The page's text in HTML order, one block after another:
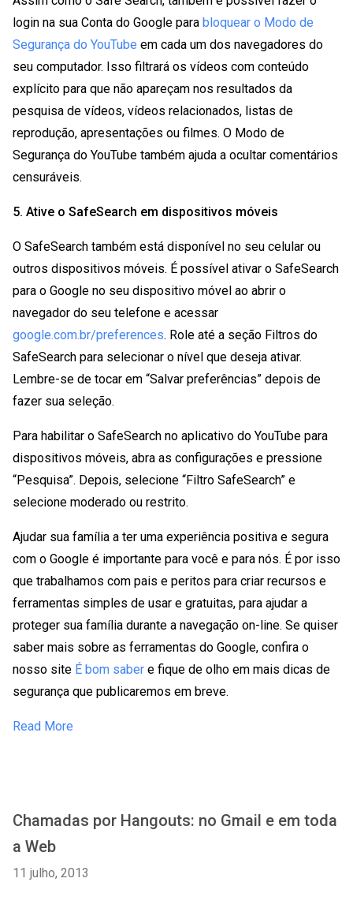
login na sua Conta do Google para bloquear o Modo de
Segurança do YouTube em cada um dos navegadores do
seu computador. Isso filtrará os vídeos com conteúdo
explícito para que não apareçam nos resultados da
pesquisa de vídeos, vídeos relacionados, listas de
reprodução, apresentações ou filmes. O Modo de
Segurança do YouTube também ajuda a ocultar comentários
censuráveis.
5. Ative o SafeSearch em dispositivos móveis
O SafeSearch também está disponível no seu celular ou
outros dispositivos móveis. É possível ativar o SafeSearch
para o Google no seu dispositivo móvel ao abrir o
navegador do seu telefone e acessar
google.com.br/preferences. Role até a seção Filtros do
SafeSearch para selecionar o nível que deseja ativar.
Lembre-se de tocar em “Salvar preferências” depois de
fazer sua seleção.
Para habilitar o SafeSearch no aplicativo do YouTube para
dispositivos móveis, abra as configurações e pressione
“Pesquisa”. Depois, selecione “Filtro SafeSearch” e
selecione moderado ou restrito.
Ajudar sua família a ter uma experiência positiva e segura
com o Google é importante para você e para nós. É por isso
que trabalhamos com pais e peritos para criar recursos e
ferramentas simples de usar e gratuitas, para ajudar a
proteger sua família durante a navegação on-line. Se quiser
saber mais sobre as ferramentas do Google, confira o
nosso site É bom saber e fique de olho em mais dicas de
segurança que publicaremos em breve.
Read More
Chamadas por Hangouts: no Gmail e em toda
a Web
11 julho, 2013